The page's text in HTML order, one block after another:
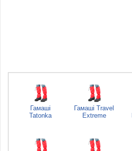
Гамаші
Tatonka
Гамаші Travel
Extreme